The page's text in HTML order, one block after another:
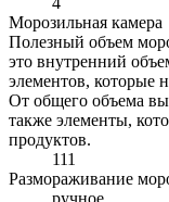
Морозильная камера
Полезный объем
это внутренний
элементов, которые
От общего объема
также элементы,
продуктов.
111
Размораживание
ручное